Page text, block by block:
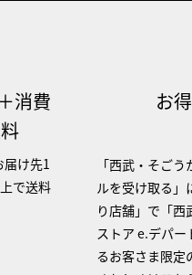
消費
届け先1
で送料
お
「西武・そご
ルを受け取る」
り店舗」で「西
ストア e.デパ
るお客さま限定